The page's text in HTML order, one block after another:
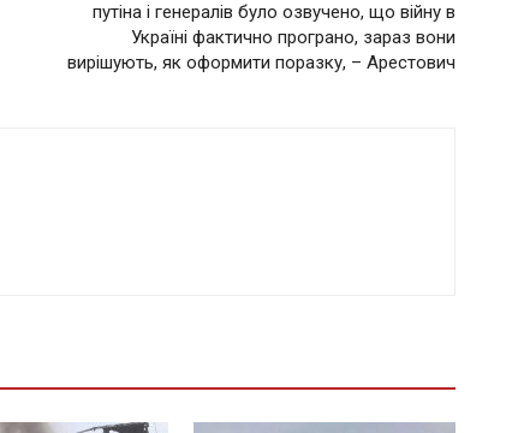
путіна і генералів було озвучено, що вiйну в
Україні фактично програно, зараз вони
вирішують, як оформити поразку, – Арестович